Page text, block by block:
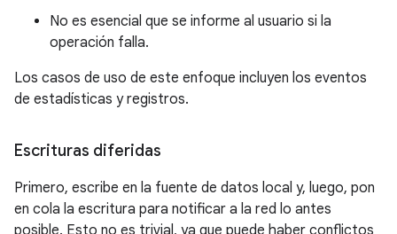
No es esencial que se informe al usuario si la
operación falla.
Los casos de uso de este enfoque incluyen los eventos
de estadísticas y registros.
Escrituras diferidas
Primero, escribe en la fuente de datos local y, luego, pon
en cola la escritura para notificar a la red lo antes